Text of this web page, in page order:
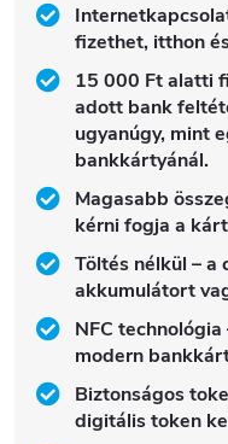
fizethet, itthon
15 000 Ft alatti
adott bank
ugyanúgy, mint
bankkártyánál.
Magasabb
kérni fogja a
Töltés nélkül – a
akkumulátort
NFC
modern
Biztonságos
digitális token